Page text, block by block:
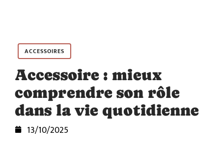
ACCESSOIRES
Accessoire : mieux
comprendre son rôle
dans la vie quotidienne
13/10/2025